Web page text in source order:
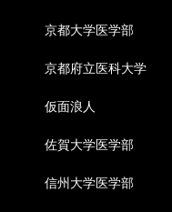
京都大学医学部
京都府立医科大学
仮面浪人
佐賀大学医学部
信州大学医学部